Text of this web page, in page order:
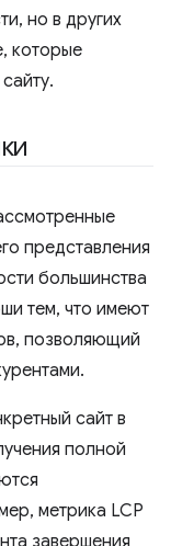
но в других
которые
представления
большинства
тем, что имеют
позволяющий
сайт в
полной
метрика LCP
завершения